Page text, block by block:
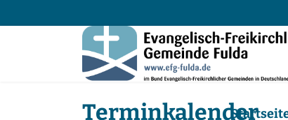
Terminkalender